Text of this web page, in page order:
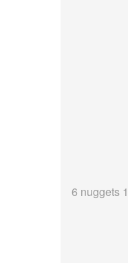
6 nuggets